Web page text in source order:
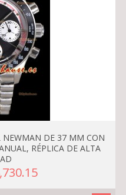
NEWMAN DE 37 MM CON
RÉPLICA DE ALTA